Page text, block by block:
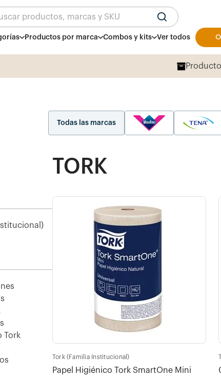
productos, marcas y SKU
Productos por marca Combos y kits Ver todos
Todas las marcas
Tork
TORK
Tork (Familia Institucional)
Papel Higiénico Tork SmartOne Mini